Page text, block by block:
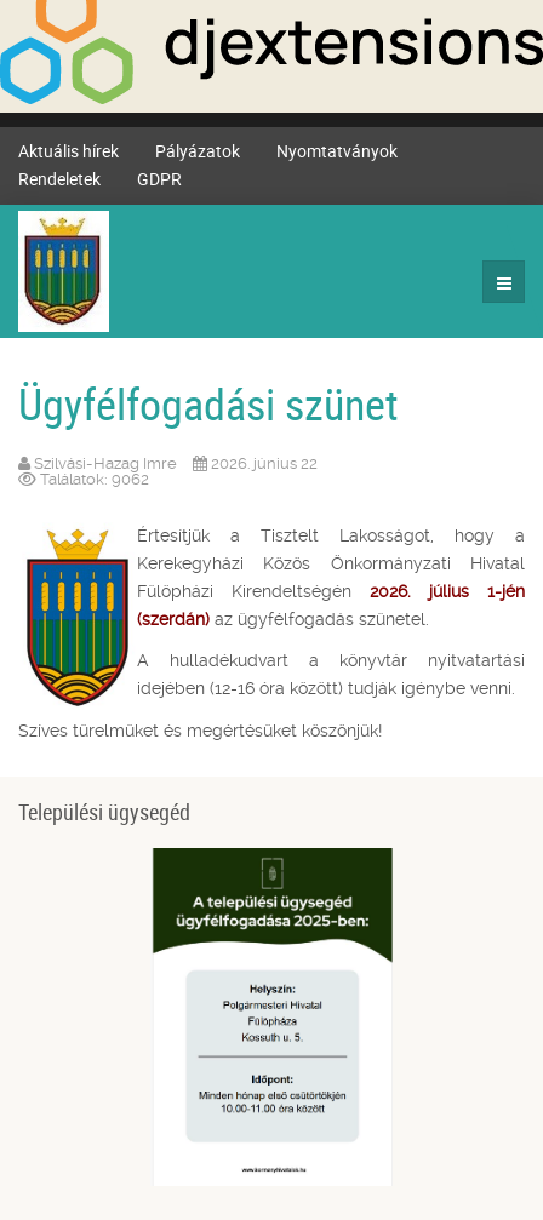
Aktuális hírek Pályázatok
Nyomtatványok
Rendeletek
GDPR
Ügyfélfogadási szünet
Szilvási-Hazag Imre
2026. június 22
Találatok: 9062
Értesítjük a Tisztelt Lakosságot, hogy a
Kerekegyházi Közös Önkormányzati Hivatal
Fülöpházi Kirendeltségén 2026. július 1-jén
(szerdán) az ügyfélfogadás szünetel.
A hulladékudvart a könyvtár nyitvatartási
idejében (12-16 óra között) tudják igénybe venni.
Szíves türelmüket és megértésüket köszönjük!
Települési ügysegéd